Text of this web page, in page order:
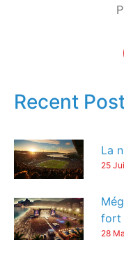
Recent
La
25
fort
28